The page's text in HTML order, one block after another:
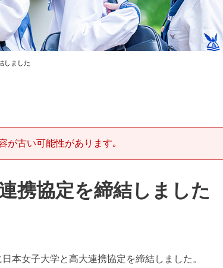
しました
が古い可能性があります｡
携協定を締結しました
本女子大学と高大連携協定を締結しました。